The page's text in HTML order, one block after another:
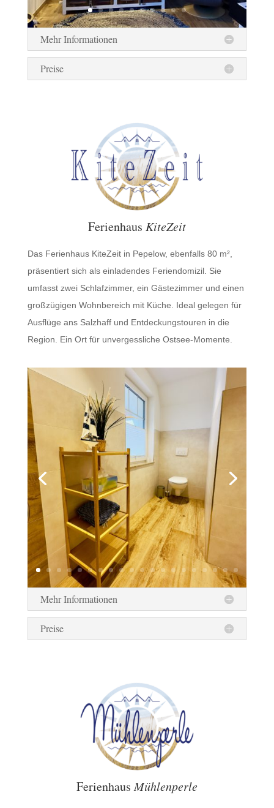
Mehr Informationen
Preise
Ferienhaus KiteZeit
Das Ferienhaus KiteZeit in Pepelow, ebenfalls 80 m²,
präsentiert sich als einladendes Feriendomizil. Sie
umfasst zwei Schlafzimmer, ein Gästezimmer und einen
großzügigen Wohnbereich mit Küche. Ideal gelegen für
Ausflüge ans Salzhaff und Entdeckungstouren in die
Region. Ein Ort für unvergessliche Ostsee-Momente.
Mehr Informationen
Preise
FerienhausMühlenperle